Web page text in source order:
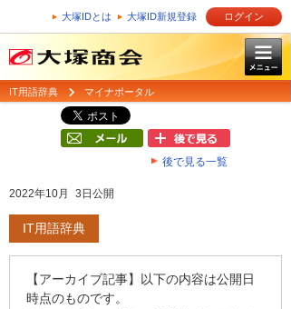
大塚IDとは 大塚ID新規登録 ログイン
IT用語辞典 マイナポータル
後で見る一覧
2022年10月 3日公開
IT用語辞典
【アーカイブ記事】以下の内容は公開日
時点のものです。